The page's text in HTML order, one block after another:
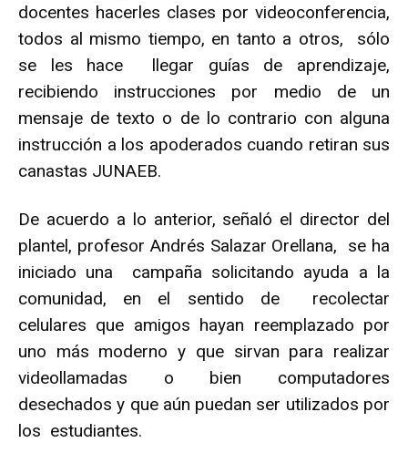
docentes hacerles clases por videoconferencia,
todos al mismo tiempo, en tanto a otros, sólo
se les hace llegar guías de aprendizaje,
recibiendo instrucciones por medio de un
mensaje de texto o de lo contrario con alguna
instrucción a los apoderados cuando retiran sus
canastas JUNAEB.
De acuerdo a lo anterior, señaló el director del
plantel, profesor Andrés Salazar Orellana, se ha
iniciado una campaña solicitando ayuda a la
comunidad, en el sentido de recolectar
celulares que amigos hayan reemplazado por
uno más moderno y que sirvan para realizar
videollamadas o bien computadores
desechados y que aún puedan ser utilizados por
los estudiantes.